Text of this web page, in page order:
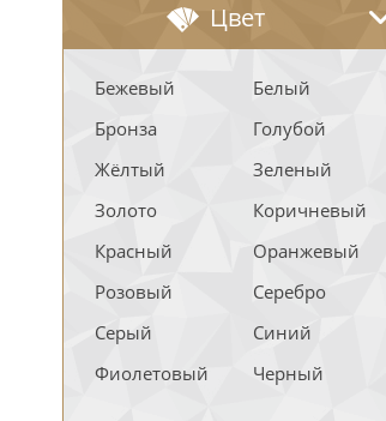
Цвет
Бежевый
Белый
Бронза
Голубой
Жёлтый
Зеленый
Золото
Коричневый
Красный
Оранжевый
Розовый
Серебро
Серый
Синий
Фиолетовый
Черный